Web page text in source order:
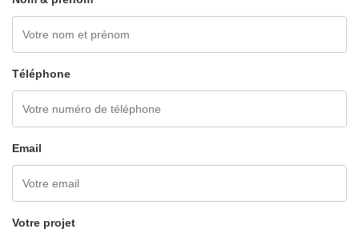
Téléphone
Email
Votre projet